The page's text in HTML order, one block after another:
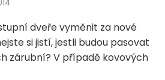
dveře vyměnit za nové
si jistí, jestli budou pasovat
zárubní? V případě kovových